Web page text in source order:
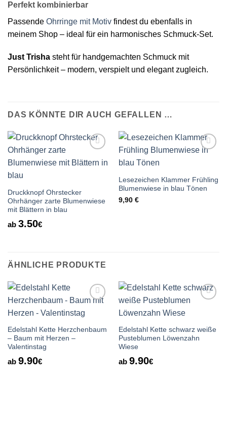
Perfekt kombinierbar
Passende Ohrringe mit Motiv findest du ebenfalls in
meinem Shop – ideal für ein harmonisches Schmuck-Set.
Just Trisha steht für handgemachten Schmuck mit
Persönlichkeit – modern, verspielt und elegant zugleich.
DAS KÖNNTE DIR AUCH GEFALLEN …
Wunschliste
Druckknopf Ohrstecker
Ohrhänger zarte Blumenwiese
mit Blättern in blau
ab 3.50€
Lesezeichen Klammer Frühling
Blumenwiese in blau Tönen
9,90 €
ÄHNLICHE PRODUKTE
Wunschliste
Edelstahl Kette Herzchenbaum
– Baum mit Herzen –
Valentinstag
ab 9.90€
Wunschliste
Edelstahl Kette schwarz weiße
Pusteblumen Löwenzahn
Wiese
ab 9.90€